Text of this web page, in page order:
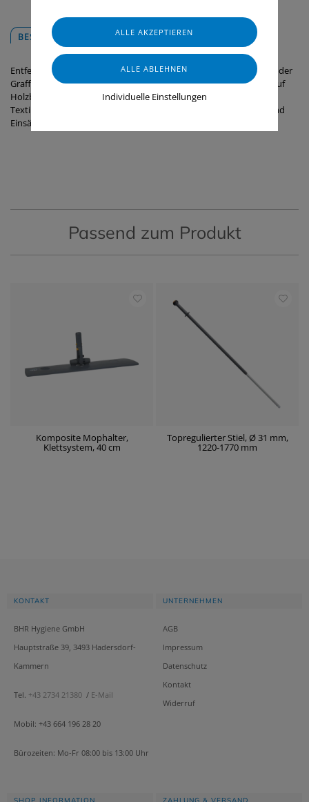
BESCHREIBUNG DOWNLOADS
Entfernen Sie mit dem Scrub Pad von Vikan hartnäckige Flecken oder
Graffiti von rutschfesten Böden. Es ist nicht für die Verwendung auf
Holzböden oder unbehandelten Linoleumböden geeignet. Alle
Textilien von Vikan werden mit einer Garantie für 500 Wäschen und
Einsätze geliefert.
Passend zum Produkt
Komposite Mophalter,
Klettsystem, 40 cm
Topregulierter Stiel, Ø 31 mm,
1220-1770 mm
Individuelle Einstellungen
KONTAKT
BHR Hygiene GmbH
Hauptstraße 39, 3493 Hadersdorf-
Kammern
Tel. +43 2734 21380 / E-Mail
Mobil: +43 664 196 28 20
Bürozeiten: Mo-Fr 08:00 bis 13:00 Uhr
UNTERNEHMEN
AGB
Impressum
Datenschutz
Kontakt
Widerruf
SHOP INFORMATION ZAHLUNG & VERSAND